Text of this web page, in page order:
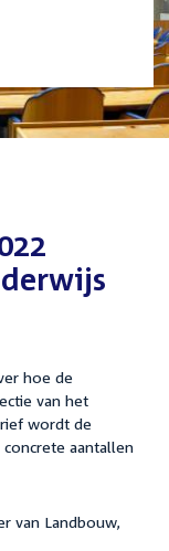
hoe de
van het
wordt de
aantallen
van Landbouw,